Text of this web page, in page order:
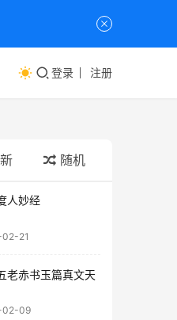
登录 注册
随机
人妙经
21
老赤书玉篇真文天
02-09